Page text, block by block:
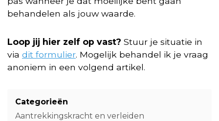
behandelen als jouw waarde.
Loop jij hier zelf op vast? Stuur je situatie in
via dit formulier. Mogelijk behandel ik je vraag
anoniem in een volgend artikel.
Categorieën
Aantrekkingskracht en verleiden